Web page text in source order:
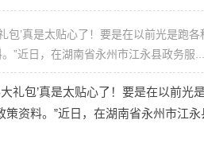
包’真是太贴心了！要是在以前光是跑
”近日，在湖南省永州市江永县政务服...
大礼包’真是太贴心了！要是在以前
策资料。”近日，在湖南省永州市江